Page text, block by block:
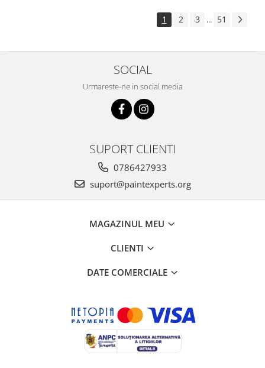
1 2 3 ... 51
SOCIAL
Urmareste-ne in social media
SUPORT CLIENTI
0786427933
suport@paintexperts.org
MAGAZINUL MEU
CLIENTI
DATE COMERCIALE